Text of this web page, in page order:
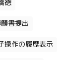
徳
書提出
操作の履歴表示